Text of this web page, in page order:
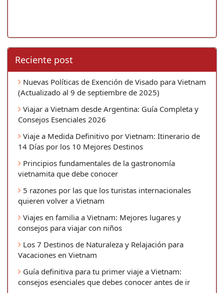
Reciente post
Nuevas Políticas de Exención de Visado para Vietnam
(Actualizado al 9 de septiembre de 2025)
Viajar a Vietnam desde Argentina: Guía Completa y
Consejos Esenciales 2026
Viaje a Medida Definitivo por Vietnam: Itinerario de
14 Días por los 10 Mejores Destinos
Principios fundamentales de la gastronomía
vietnamita que debe conocer
5 razones por las que los turistas internacionales
quieren volver a Vietnam
Viajes en familia a Vietnam: Mejores lugares y
consejos para viajar con niños
Los 7 Destinos de Naturaleza y Relajación para
Vacaciones en Vietnam
Guía definitiva para tu primer viaje a Vietnam:
consejos esenciales que debes conocer antes de ir